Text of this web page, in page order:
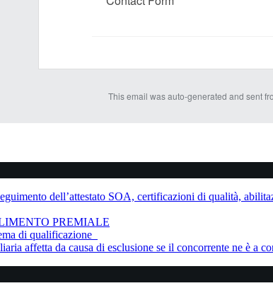
This email was auto-generated and sent
dell’attestato SOA, certificazioni di qualità,
PREMIALE
di qualificazione
affetta da causa di esclusione se il concorrente ne è a